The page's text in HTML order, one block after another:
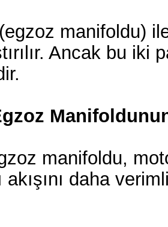
manifoldu)
Ancak bu
manifoldu,
akışını daha